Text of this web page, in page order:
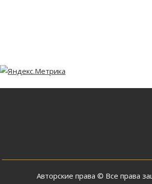
Авторские права © Все права